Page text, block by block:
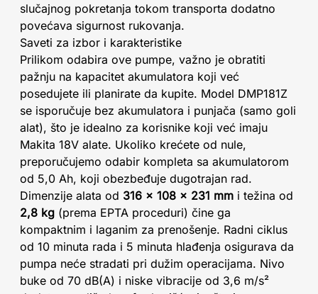
slučajnog pokretanja tokom transporta dodatno
povećava sigurnost rukovanja.
Saveti za izbor i karakteristike
Prilikom odabira ove pumpe, važno je obratiti
pažnju na kapacitet akumulatora koji već
posedujete ili planirate da kupite. Model DMP181Z
se isporučuje bez akumulatora i punjača (samo goli
alat), što je idealno za korisnike koji već imaju
Makita 18V alate. Ukoliko krećete od nule,
preporučujemo odabir kompleta sa akumulatorom
od 5,0 Ah, koji obezbeđuje dugotrajan rad.
Dimenzije alata od 316 x 108 x 231 mm i težina od
2,8 kg (prema EPTA proceduri) čine ga
kompaktnim i laganim za prenošenje. Radni ciklus
od 10 minuta rada i 5 minuta hlađenja osigurava da
pumpa neće stradati pri dužim operacijama. Nivo
buke od 70 dB(A) i niske vibracije od 3,6 m/s²